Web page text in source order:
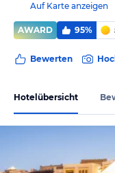
Auf Karte anzeigen
AWARD 95%
Bewerten
Hotelübersicht